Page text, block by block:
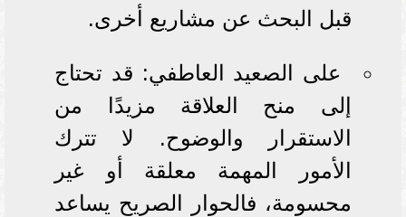
قبل البحث عن مشاريع أخرى.
على الصعيد العاطفي: قد تحتاج
إلى منح العلاقة مزيدًا من
الاستقرار والوضوح. لا تترك
الأمور المهمة معلقة أو غير
محسومة، فالحوار الصريح يساعد